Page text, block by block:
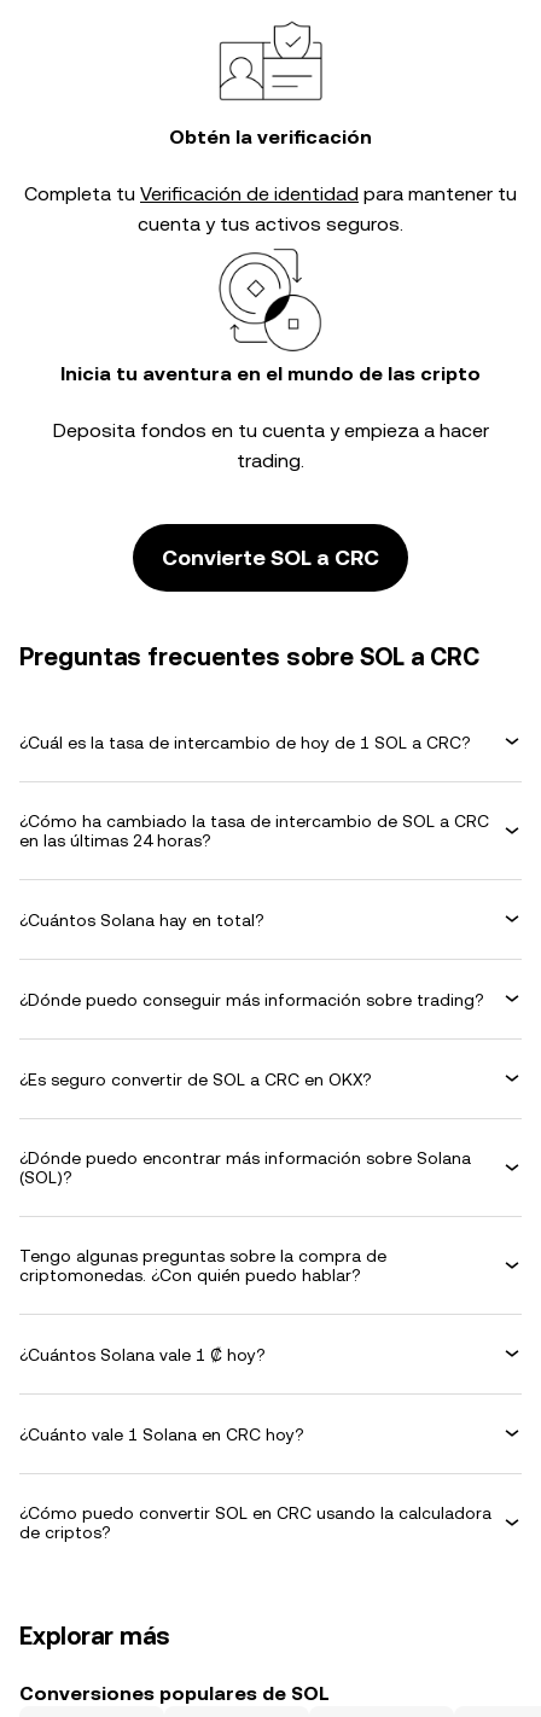
Obtén la verificación
Completa tu Verificación de identidad para mantener tu
cuenta y tus activos seguros.
Inicia tu aventura en el mundo de las cripto
Deposita fondos en tu cuenta y empieza a hacer
trading.
Convierte SOL a CRC
Preguntas frecuentes sobre SOL a CRC
¿Cuál es la tasa de intercambio de hoy de 1 SOL a CRC?
¿Cómo ha cambiado la tasa de intercambio de SOL a CRC
en las últimas 24 horas?
¿Cuántos Solana hay en total?
¿Dónde puedo conseguir más información sobre trading?
¿Es seguro convertir de SOL a CRC en OKX?
¿Dónde puedo encontrar más información sobre Solana
(SOL)?
Tengo algunas preguntas sobre la compra de
criptomonedas. ¿Con quién puedo hablar?
¿Cuántos Solana vale 1 ₡ hoy?
¿Cuánto vale 1 Solana en CRC hoy?
¿Cómo puedo convertir SOL en CRC usando la calculadora
de criptos?
Explorar más
Conversiones populares de SOL